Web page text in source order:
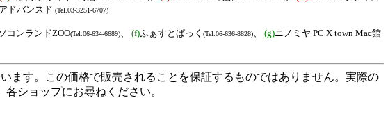
ドバンスド (Tel.03-3251-6707)
コンランドZOO(Tel.06-634-6689)、 (f)ふぁすとぱっく (Tel.06-636-8828)、 (g)ニノミヤ PC X town Mac館
ます。この価格で販売されることを保証するものではありません。実際の
ショップにお尋ねください。